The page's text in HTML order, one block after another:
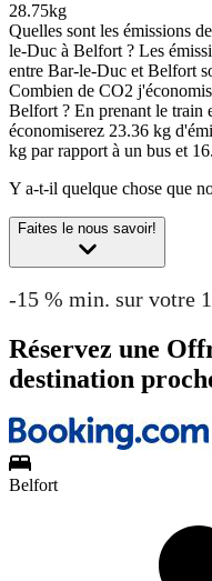
28.75kg
Quelles sont les émissions
le-Duc à Belfort ? Les
entre Bar-le-Duc et Belfort
Combien de CO2
Belfort ? En prenant le train
économiserez 23.36 kg
kg par rapport à un bus et
Y a-t-il quelque chose que
Faites le nous savoir!
-15 % min. sur votre
Réservez une
destination
Belfort